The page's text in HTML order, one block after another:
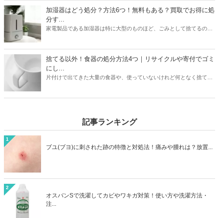
ます。また灯油の残りの処分方法も解説。ストーブと同時に処分して
おくと忘れずにすみますよ。本記事を読んであなたの家のストーブの
メーカーや状態に合わせた最もお得な処分方法を見つけましょう。
加湿器はどう処分？方法6つ！無料もある？買取でお得に処
分す...
家電製品である加湿器は特に大型のものほど、ごみとして捨てるのは
のか？ヤマダ電機などの家電量販店で引き取りはあるのか？なども解
説しています。お持ちの加湿器のメーカーや状態に合わせて、最もお
得に加湿器を処分する方法を見つけましょう。
捨てる以外！食器の処分方法4つ｜リサイクルや寄付でゴミ
にし...
片付けで出てきた大量の食器や、使っていないけれど何となく捨てに
にならず処分することができますよ。
記事ランキング
1
ブユ(ブヨ)に刺された跡の特徴と対処法！痛みや腫れは？放置...
2
オスバンSで洗濯してカビやワキガ対策！使い方や洗濯方法・
注...